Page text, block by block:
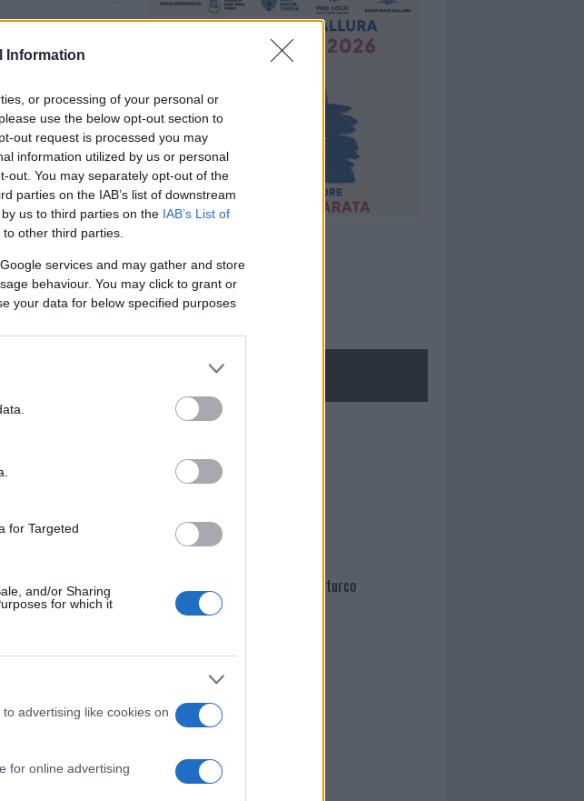
Information
or processing of your personal or
use the below opt-out section to
out request is processed you may
information utilized by us or personal
out. You may separately opt-out of the
parties on the IAB’s list of downstream
us to third parties on the IAB’s List of
other third parties.
services and may gather and store
behaviour. You may click to grant or
your data for below specified purposes
for Targeted
and/or Sharing
for which it
advertising like cookies on
for online advertising
salvezza
Il Consiglio
e ufficializzato
era stato
Consiglio
ancora al
nervosa, che
mister
NECROLOGIE
Martina Agostina Diturco
I nostri cari